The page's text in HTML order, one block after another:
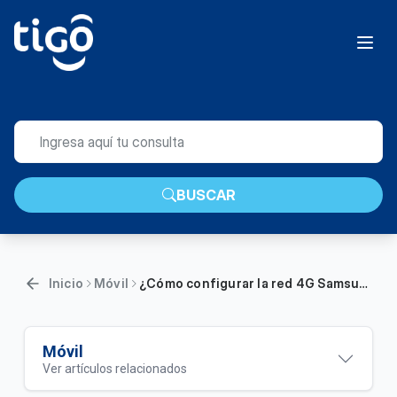
BUSCAR
Inicio Móvil ¿Cómo configurar la red 4G Samsung LTE Tigo? | Móvil
Móvil
Ver artículos relacionados